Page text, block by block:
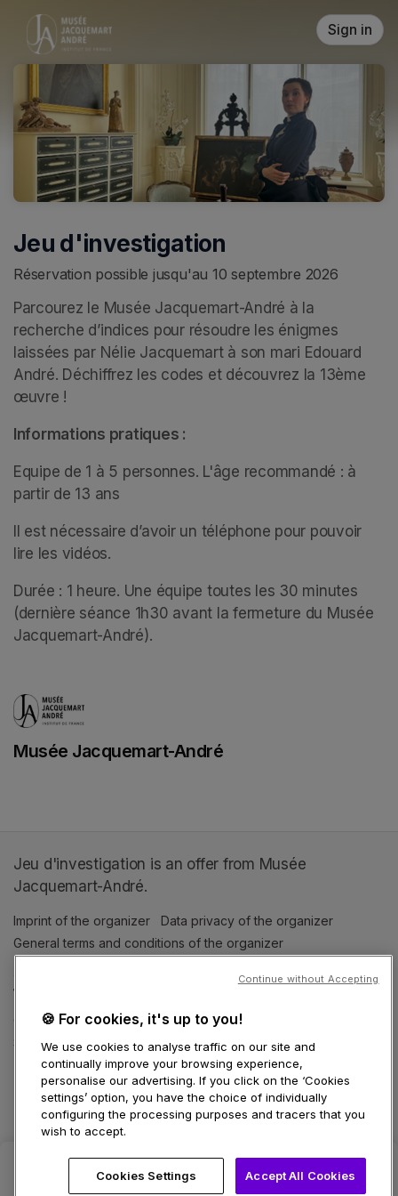
Skip header
Sign in
Jeu d'investigation
Réservation possible jusqu'au 10 septembre 2026
Select date
Parcourez le Musée Jacquemart-André à la
recherche d’indices pour résoudre les énigmes
laissées par Nélie Jacquemart à son mari Edouard
André. Déchiffrez les codes et découvrez la 13ème
œuvre !
Informations pratiques :
Equipe de 1 à 5 personnes. L'âge recommandé : à
partir de 13 ans
Il est nécessaire d’avoir un téléphone pour pouvoir
lire les vidéos.
Durée : 1 heure. Une équipe toutes les 30 minutes
(dernière séance 1h30 avant la fermeture du Musée
Jacquemart-André).
Musée Jacquemart-André
Jeu d'investigation is an offer from Musée
Jacquemart-André.
Imprint of the organizer (opens in a new tab)
Data privacy of the organizer
General terms and conditions of the organizer
Cookie settings(opens in a new tab)
Data privacy policy(opens in a new tab)
Support (opens in a new tab)
🍪 For cookies, it's up to you!
We use cookies to analyse traffic on our site and
continually improve your browsing experience,
personalise our advertising. If you click on the ‘Cookies
settings’ option, you have the choice of individually
configuring the processing purposes and tracers that you
wish to accept.
Cookies Settings Accept All Cookies
Continue without Accepting